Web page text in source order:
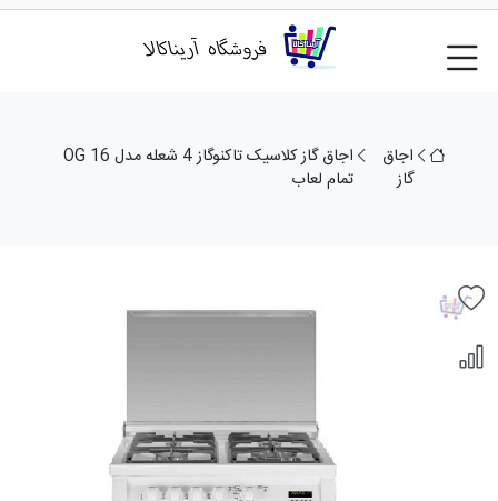
اجاق
گاز
اجاق گاز کلاسیک تاکنوگاز 4 شعله مدل 16 OG
تمام لعاب